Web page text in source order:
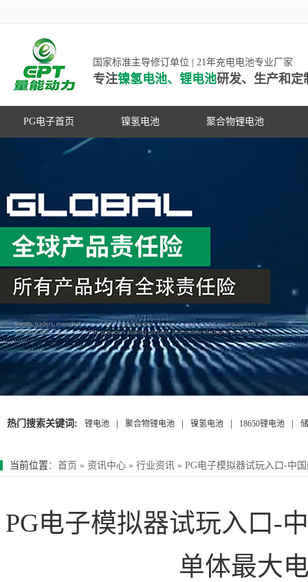
国家标准主导修订单位 | 21年充电电池专业厂家
专注镍氢电池、锂电池研发、生产和定
PG电子首页 镍氢电池 聚合物锂电池
高容量镍氢电池
超低自放电镍氢电池
动力镍氢电池
常规镍氢电池
PG游戏官网是镍氢电池国家标准主导
修订单位，并参与多项锂电池行业国
家标准的制定
热门搜索关键词: 锂电池 聚合物锂电池 镍氢电池 18650锂电池
当前位置 ： 首页 » 资讯中心 » 行业资讯 » PG电子模拟器试玩入口-中
PG电子模拟器试玩入口-
单体最大